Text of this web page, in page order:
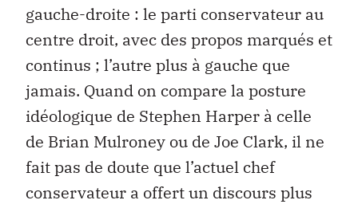
gauche-droite : le parti conservateur au
centre droit, avec des propos marqués et
continus ; l’autre plus à gauche que
jamais. Quand on compare la posture
idéologique de Stephen Harper à celle
de Brian Mulroney ou de Joe Clark, il ne
fait pas de doute que l’actuel chef
conservateur a offert un discours plus